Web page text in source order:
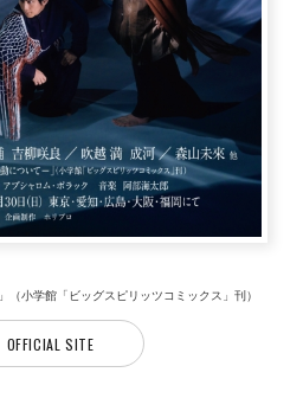
（小学館「ビッグスピリッツコミックス」刊）
OFFICIAL SITE